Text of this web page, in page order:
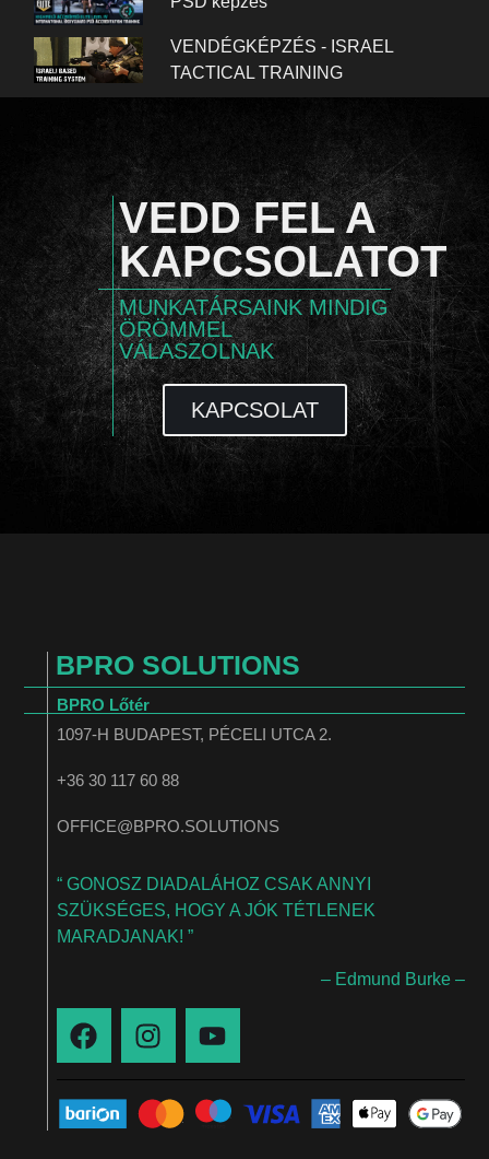
VENDÉGKÉPZÉS - ISRAEL
TACTICAL TRAINING
VEDD FEL A
KAPCSOLATOT
MUNKATÁRSAINK MINDIG
ÖRÖMMEL
VÁLASZOLNAK
KAPCSOLAT
BPRO SOLUTIONS
BPRO Lőtér
1097-H BUDAPEST, PÉCELI UTCA 2.
+36 30 117 60 88
OFFICE@BPRO.SOLUTIONS
“ GONOSZ DIADALÁHOZ CSAK ANNYI
SZÜKSÉGES, HOGY A JÓK TÉTLENEK
MARADJANAK! ”
– Edmund Burke –